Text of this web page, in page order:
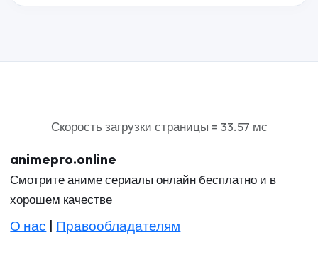
Скорость загрузки страницы = 33.57 мс
animepro.online
Смотрите аниме сериалы онлайн бесплатно и в
хорошем качестве
О нас | Правообладателям